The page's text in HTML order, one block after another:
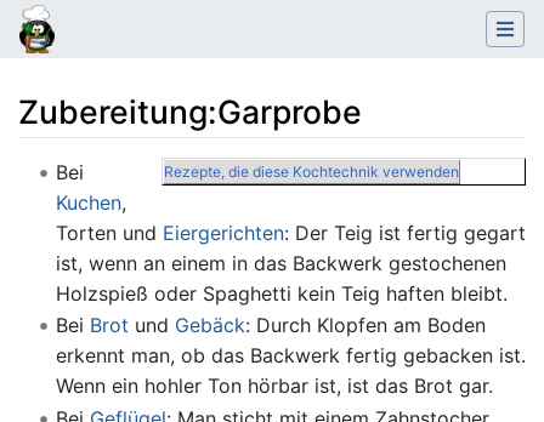
Zubereitung:Garprobe
Wechseln zu: Navigation,Suche
Rezepte, die diese Kochtechnik verwenden
Bei
Kuchen,
Torten und Eiergerichten: Der Teig ist fertig gegart
ist, wenn an einem in das Backwerk gestochenen
Holzspieß oder Spaghetti kein Teig haften bleibt.
Bei Brot und Gebäck: Durch Klopfen am Boden
erkennt man, ob das Backwerk fertig gebacken ist.
Wenn ein hohler Ton hörbar ist, ist das Brot gar.